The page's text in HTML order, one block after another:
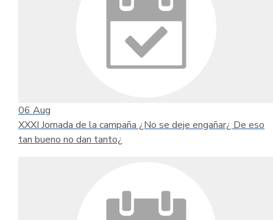
06 Aug
XXXI Jornada de la campaña ¿No se deje engañar¿ De eso
tan bueno no dan tanto¿